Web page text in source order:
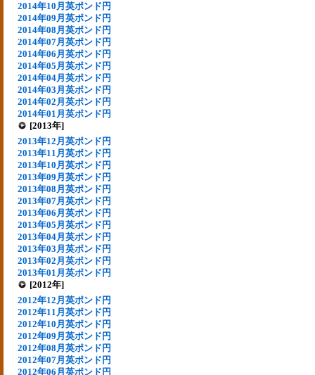
2014年10月英ポンド円
2014年09月英ポンド円
2014年08月英ポンド円
2014年07月英ポンド円
2014年06月英ポンド円
2014年05月英ポンド円
2014年04月英ポンド円
2014年03月英ポンド円
2014年02月英ポンド円
2014年01月英ポンド円
[2013年]
2013年12月英ポンド円
2013年11月英ポンド円
2013年10月英ポンド円
2013年09月英ポンド円
2013年08月英ポンド円
2013年07月英ポンド円
2013年06月英ポンド円
2013年05月英ポンド円
2013年04月英ポンド円
2013年03月英ポンド円
2013年02月英ポンド円
2013年01月英ポンド円
[2012年]
2012年12月英ポンド円
2012年11月英ポンド円
2012年10月英ポンド円
2012年09月英ポンド円
2012年08月英ポンド円
2012年07月英ポンド円
2012年06月英ポンド円